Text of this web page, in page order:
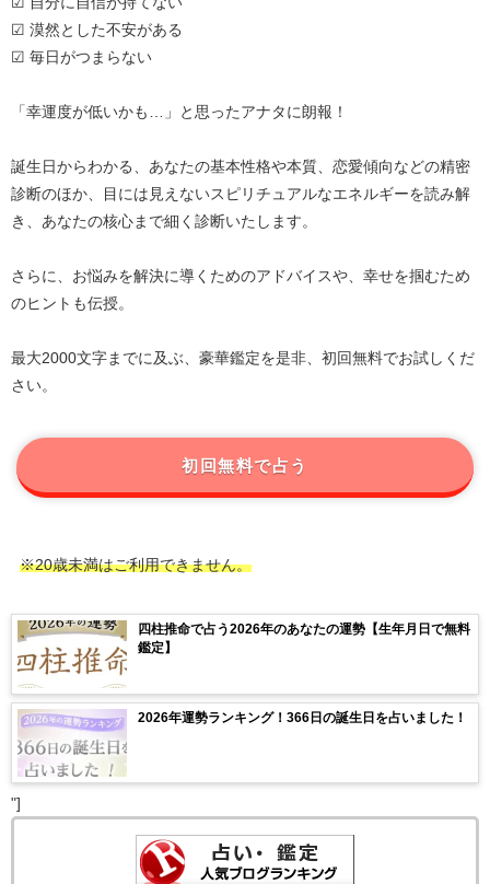
☑ 漠然とした不安がある
☑ 毎日がつまらない
「幸運度が低いかも…」と思ったアナタに朗報！
誕生日からわかる、あなたの基本性格や本質、恋愛傾向などの精密
診断のほか、目には見えないスピリチュアルなエネルギーを読み解
き、あなたの核心まで細く診断いたします。
さらに、お悩みを解決に導くためのアドバイスや、幸せを掴むため
のヒントも伝授。
最大2000文字までに及ぶ、豪華鑑定を是非、初回無料でお試しくだ
さい。
初回無料で占う
※20歳未満はご利用できません。
四柱推命で占う2026年のあなたの運勢【生年月日で無料
鑑定】
2026年運勢ランキング！366日の誕生日を占いました！
"]